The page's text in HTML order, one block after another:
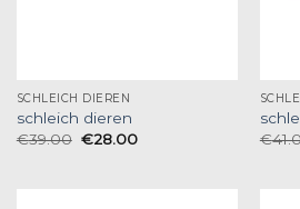
SCHLEICH DIEREN
schleich dieren
€39.00 €28.00
€